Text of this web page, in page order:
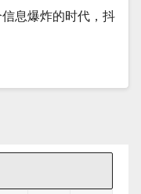
息爆炸的时代，抖